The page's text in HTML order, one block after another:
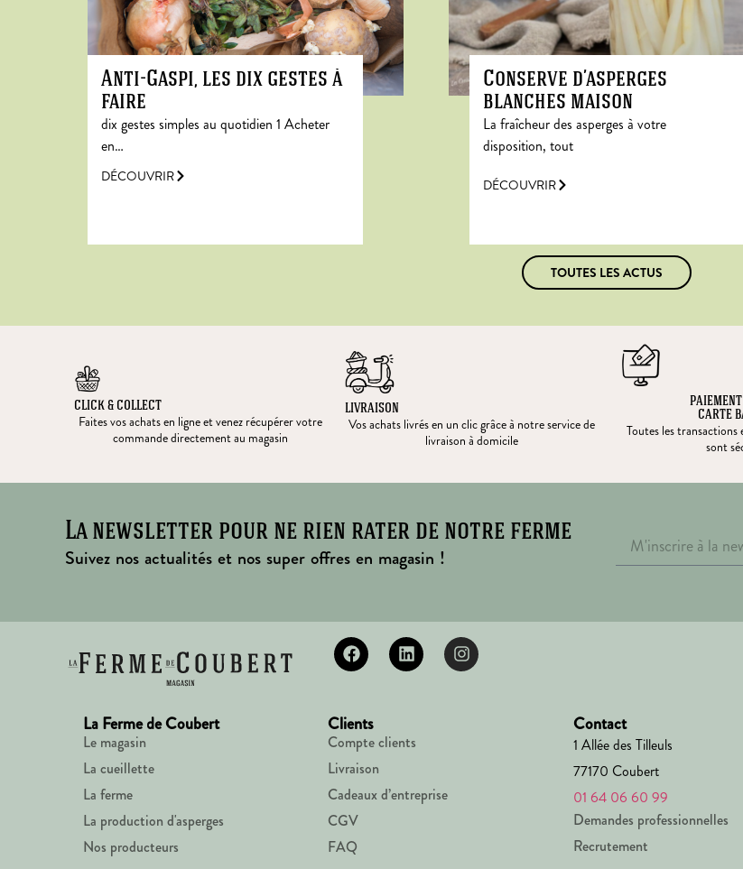
Anti-Gaspi, les dix gestes à
faire
dix gestes simples au quotidien 1 Acheter
en…
DÉCOUVRIR
Conserve d’asperges
blanches maison
La fraîcheur des asperges à votre
disposition, tout
DÉCOUVRIR
TOUTES LES ACTUS
CLICK & COLLECT
Faites vos achats en ligne et venez récupérer votre
commande directement au magasin
LIVRAISON
Vos achats livrés en un clic grâce à notre service de
livraison à domicile
CARTE
Toutes les
sont
La newsletter pour ne rien rater de notre ferme
Suivez nos actualités et nos super offres en magasin !
La Ferme de Coubert
Le magasin
La cueillette
La ferme
La production d'asperges
Nos producteurs
Clients
Compte clients
Livraison
Cadeaux d’entreprise
CGV
FAQ
Contact
1 Allée des Tilleuls
77170 Coubert
01 64 06 60 99
Demandes professionnelles
Recrutement